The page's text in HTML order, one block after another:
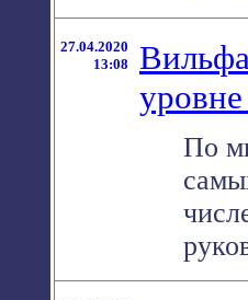
27.04.2020
13:08
По